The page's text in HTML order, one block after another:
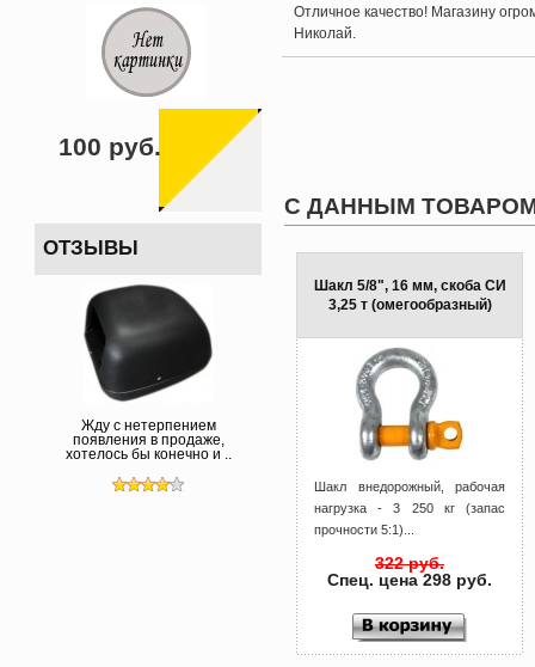
100 руб.
ОТЗЫВЫ
Жду с нетерпением
появления в продаже,
хотелось бы конечно и ..
Отличное качество! Магазину
Николай.
С ДАННЫМ
Шакл 5/8", 16 мм, скоба СИ
3,25 т (омегообразный)
Шакл внедорожный, рабочая
нагрузка - 3 250 кг (запас
прочности 5:1)...
322 руб.
Спец. цена 298 руб.